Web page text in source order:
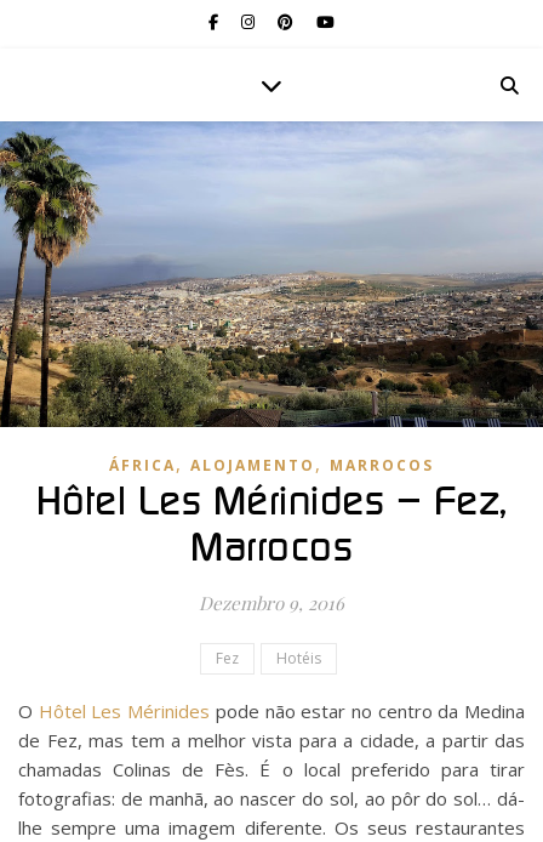
ÁFRICA, ALOJAMENTO , MARROCOS
Hôtel Les Mérinides – Fez,
Marrocos
Dezembro 9, 2016
Fez Hotéis
Hôtel Les Mérinides pode não estar no centro da Medina
de Fez, mas tem a melhor vista para a cidade, a partir das
chamadas Colinas de Fès. É o local preferido para tirar
fotografias: de manhã, ao nascer do sol, ao pôr do sol… dá-
lhe sempre uma imagem diferente. Os seus restaurantes